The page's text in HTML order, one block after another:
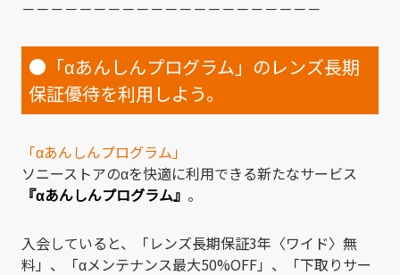
－－－－－－－－－－－－－－－－－－－－－
●「αあんしんプログラム」のレンズ長期
保証優待を利用しよう。
「αあんしんプログラム」
ソニーストアのαを快適に利用できる新たなサービス
『αあんしんプログラム』 。
入会していると、「レンズ長期保証3年〈ワイド〉無
料」、「αメンテナンス最大50%OFF」、「下取りサー